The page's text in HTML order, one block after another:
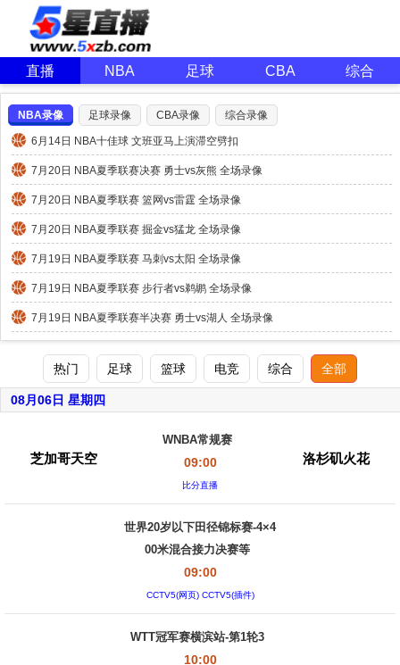
直播 NBA 足球 CBA 综合
NBA录像 足球录像 CBA录像 综合录像
6月14日 NBA十佳球 文班亚马上演滞空劈扣
7月20日 NBA夏季联赛决赛 勇士vs灰熊 全场录像
7月20日 NBA夏季联赛 篮网vs雷霆 全场录像
7月20日 NBA夏季联赛 掘金vs猛龙 全场录像
7月19日 NBA夏季联赛 马刺vs太阳 全场录像
7月19日 NBA夏季联赛 步行者vs鹈鹕 全场录像
7月19日 NBA夏季联赛半决赛 勇士vs湖人 全场录像
热门 足球 篮球 电竞 综合 全部
08月06日 星期四
芝加哥天空
WNBA常规赛
09:00
比分直播
洛杉矶火花
世界20岁以下田径锦标赛-4×4
00米混合接力决赛等
09:00
CCTV5(网页) CCTV5(插件)
WTT冠军赛横滨站-第1轮3
10:00